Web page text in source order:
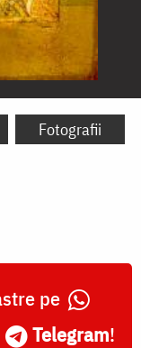
Fotografii
pe
Telegram!